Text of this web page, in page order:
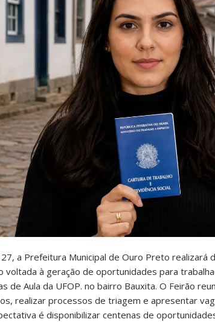
a Prefeitura Municipal de Ouro Preto realizará
voltada à geração de oportunidades para
de Aula da UFOP. no bairro Bauxita. O Feirão
realizar processos de triagem e apresentar
é disponibilizar centenas de